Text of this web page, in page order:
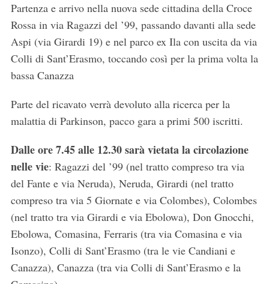
Partenza e arrivo nella nuova sede cittadina della Croce
Rossa in via Ragazzi del ’99, passando davanti alla sede
Aspi (via Girardi 19) e nel parco ex Ila con uscita da via
Colli di Sant’Erasmo, toccando così per la prima volta la
bassa Canazza
Parte del ricavato verrà devoluto alla ricerca per la
malattia di Parkinson, pacco gara a primi 500 iscritti.
Dalle ore 7.45 alle 12.30 sarà vietata la circolazione
nelle vie: Ragazzi del ’99 (nel tratto compreso tra via
del Fante e via Neruda), Neruda, Girardi (nel tratto
compreso tra via 5 Giornate e via Colombes), Colombes
(nel tratto tra via Girardi e via Ebolowa), Don Gnocchi,
Ebolowa, Comasina, Ferraris (tra via Comasina e via
Isonzo), Colli di Sant’Erasmo (tra le vie Candiani e
Canazza), Canazza (tra via Colli di Sant’Erasmo e la